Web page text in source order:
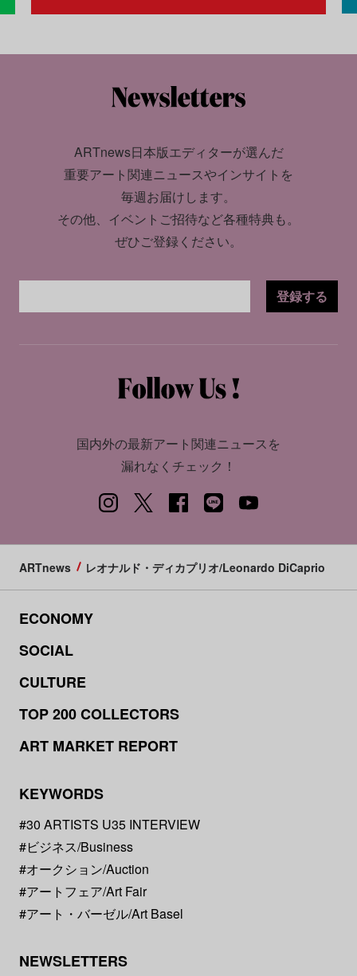
ARTnews日本版エディターが選んだ
重要アート関連ニュースやインサイトを
毎週お届けします。
その他、イベントご招待など各種特典も。
ぜひご登録ください。
登録する
国内外の最新アート関連ニュースを
漏れなくチェック！
ARTnews レオナルド・ディカプリオ/Leonardo DiCaprio
ECONOMY
SOCIAL
CULTURE
TOP 200 COLLECTORS
ART MARKET REPORT
KEYWORDS
#30 ARTISTS U35 INTERVIEW
#ビジネス/Business
#オークション/Auction
#アートフェア/Art Fair
#アート・バーゼル/Art Basel
NEWSLETTERS